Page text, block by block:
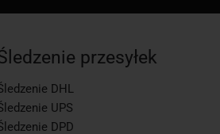
przesyłek
DHL
UPS
DPD